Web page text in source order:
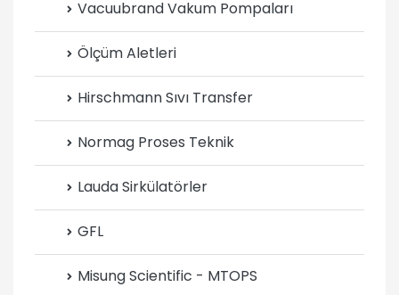
Vacuubrand Vakum Pompaları
Ölçüm Aletleri
Hirschmann Sıvı Transfer
Normag Proses Teknik
Lauda Sirkülatörler
GFL
Misung Scientific - MTOPS